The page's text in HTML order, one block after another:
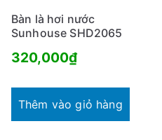
Bàn là hơi nước
Sunhouse SHD2065
320,000₫
Thêm vào giỏ hàng